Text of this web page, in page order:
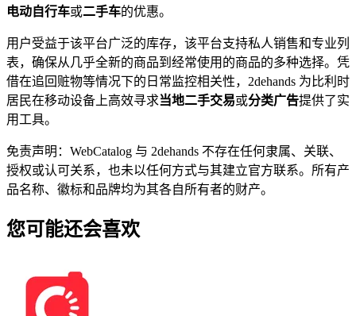
电动自行车或二手车的优惠。
用户受益于该平台广泛的库存，该平台支持私人销售和专业列
表，确保从几乎全新的商品到经常使用的商品的多种选择。凭
借在追回赃物等情况下的日常监控相关性，2dehands 为比利时
居民在移动设备上高效寻求当地二手交易或分类广告提供了实
用工具。
免责声明：WebCatalog 与 2dehands 不存在任何隶属、关联、
授权或认可关系，也未以任何方式与其建立官方联系。所有产
品名称、徽标和品牌均为其各自所有者的财产。
您可能还会喜欢